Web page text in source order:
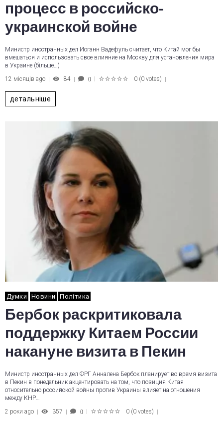
процесс в российско-
украинской войне
Министр иностранных дел Иоганн Вадефуль считает, что Китай мог бы
вмешаться и использовать свое влияние на Москву для установления мира
в Украине (більше…)
12 місяців ago
84 0 0 (0 votes)
детальніше
Думки Новини Політика
Бербок раскритиковала
поддержку Китаем России
накануне визита в Пекин
Министр иностранных дел ФРГ Анналена Бербок планирует во время визита
в Пекин в понедельник акцентировать на том, что позиция Китая
относительно российской войны против Украины влияет на отношения
между КНР…
2 роки ago
357 0 0 (0 votes)